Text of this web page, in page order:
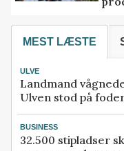
MEST LÆSTE
ULVE
Landmand
Ulven stod på
BUSINESS
32.500 stipladser